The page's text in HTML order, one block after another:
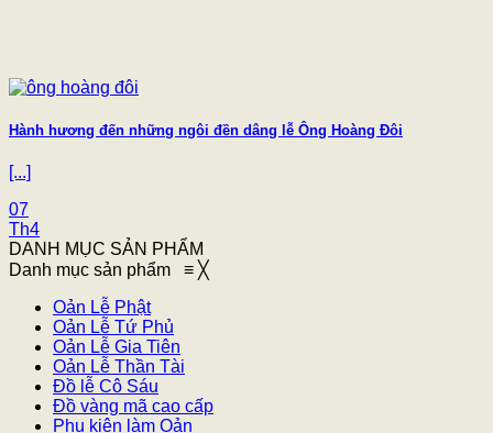
Hành hương đến những ngôi đền dâng lễ Ông Hoàng Đôi
[...]
07
Th4
DANH MỤC SẢN PHẨM
Danh mục sản phẩm ≡ ╳
Oản Lễ Phật
Oản Lễ Tứ Phủ
Oản Lễ Gia Tiên
Oản Lễ Thần Tài
Đồ lễ Cô Sáu
Đồ vàng mã cao cấp
Phụ kiện làm Oản